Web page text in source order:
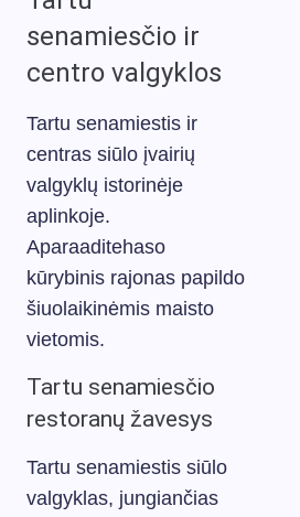
senamiesčio ir
centro valgyklos
Tartu senamiestis ir
centras siūlo įvairių
valgyklų istorinėje
aplinkoje.
Aparaaditehaso
kūrybinis rajonas papildo
šiuolaikinėmis maisto
vietomis.
Tartu senamiesčio
restoranų žavesys
Tartu senamiestis siūlo
valgyklas, jungiančias